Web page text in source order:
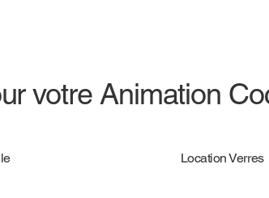
votre Animation
Location Verres